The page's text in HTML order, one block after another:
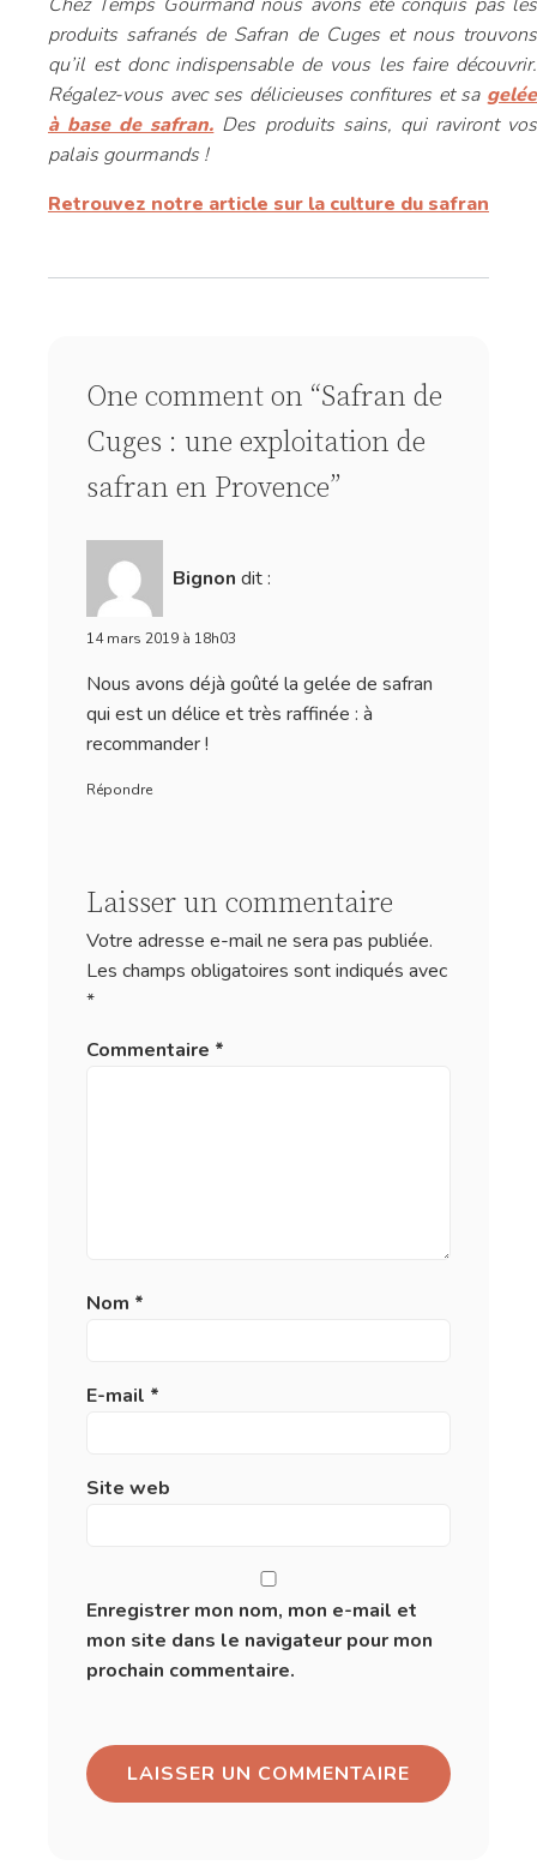
produits safranés de Safran de Cuges et nous trouvons
qu’il est donc indispensable de vous les faire découvrir.
Régalez-vous avec ses délicieuses confitures et sa gelée
à base de safran. Des produits sains, qui raviront vos
palais gourmands !
Retrouvez notre article sur la culture du safran
One comment on “Safran de
Cuges : une exploitation de
safran en Provence”
Bignon dit :
14 mars 2019 à 18h03
Nous avons déjà goûté la gelée de safran
qui est un délice et très raffinée : à
recommander !
Répondre
Laisser un commentaire
Votre adresse e-mail ne sera pas publiée.
Les champs obligatoires sont indiqués avec
*
Commentaire *
Nom *
E-mail *
Site web
Enregistrer mon nom, mon e-mail et
mon site dans le navigateur pour mon
prochain commentaire.